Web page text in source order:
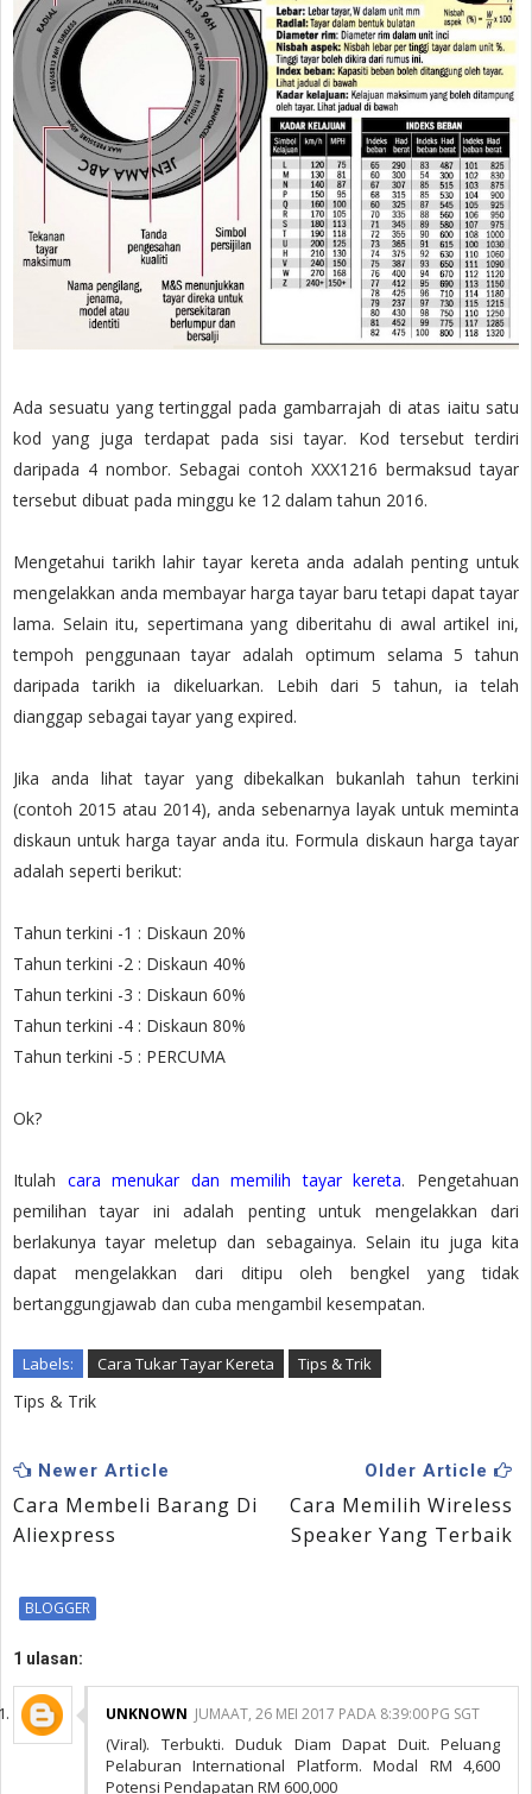
Ada sesuatu yang tertinggal pada gambarrajah di atas iaitu satu
kod yang juga terdapat pada sisi tayar. Kod tersebut terdiri
daripada 4 nombor. Sebagai contoh XXX1216 bermaksud tayar
tersebut dibuat pada minggu ke 12 dalam tahun 2016.
Mengetahui tarikh lahir tayar kereta anda adalah penting untuk
mengelakkan anda membayar harga tayar baru tetapi dapat tayar
lama. Selain itu, sepertimana yang diberitahu di awal artikel ini,
tempoh penggunaan tayar adalah optimum selama 5 tahun
daripada tarikh ia dikeluarkan. Lebih dari 5 tahun, ia telah
dianggap sebagai tayar yang expired.
Jika anda lihat tayar yang dibekalkan bukanlah tahun terkini
(contoh 2015 atau 2014), anda sebenarnya layak untuk meminta
diskaun untuk harga tayar anda itu. Formula diskaun harga tayar
adalah seperti berikut:
Tahun terkini -1 : Diskaun 20%
Tahun terkini -2 : Diskaun 40%
Tahun terkini -3 : Diskaun 60%
Tahun terkini -4 : Diskaun 80%
Tahun terkini -5 : PERCUMA
Ok?
Itulah cara menukar dan memilih tayar kereta. Pengetahuan
pemilihan tayar ini adalah penting untuk mengelakkan dari
berlakunya tayar meletup dan sebagainya. Selain itu juga kita
dapat mengelakkan dari ditipu oleh bengkel yang tidak
bertanggungjawab dan cuba mengambil kesempatan.
Labels: Cara Tukar Tayar Kereta Tips & Trik
Tips & Trik
Newer Article
Cara Membeli Barang Di
Aliexpress
Older Article
Cara Memilih Wireless
Speaker Yang Terbaik
BLOGGER
1 ulasan:
UNKNOWN JUMAAT, 26 MEI 2017 PADA 8:39:00 PG SGT
(Viral). Terbukti. Duduk Diam Dapat Duit. Peluang
Pelaburan International Platform. Modal RM 4,600
Potensi Pendapatan RM 600,000